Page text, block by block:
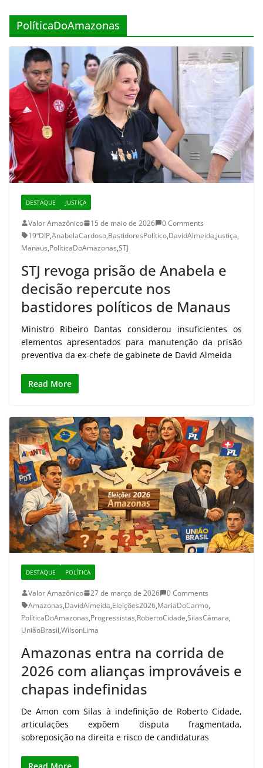
PolíticaDoAmazonas
DESTAQUE JUSTIÇA
Valor Amazônico 15 de maio de 2026
0 Comments
19ºDIP,AnabelaCardoso,BastidoresPolítico,DavidAlmeida,justiça,
Manaus,PolíticaDoAmazonas,STJ
STJ revoga prisão de Anabela e
decisão repercute nos
bastidores políticos de Manaus
Ministro Ribeiro Dantas considerou insuficientes os
elementos apresentados para manutenção da prisão
preventiva da ex-chefe de gabinete de David Almeida
Read More
DESTAQUE POLÍTICA
Valor Amazônico 27 de março de 2026
0 Comments
Amazonas,DavidAlmeida,Eleições2026,MariaDoCarmo,
PolíticaDoAmazonas,Progressistas,RobertoCidade,SilasCâmara,
UniãoBrasil,WilsonLima
Amazonas entra na corrida de
2026 com alianças improváveis e
chapas indefinidas
De Amon com Silas à indefinição de Roberto Cidade,
articulações expõem disputa fragmentada,
sobreposição na direita e risco de candidaturas